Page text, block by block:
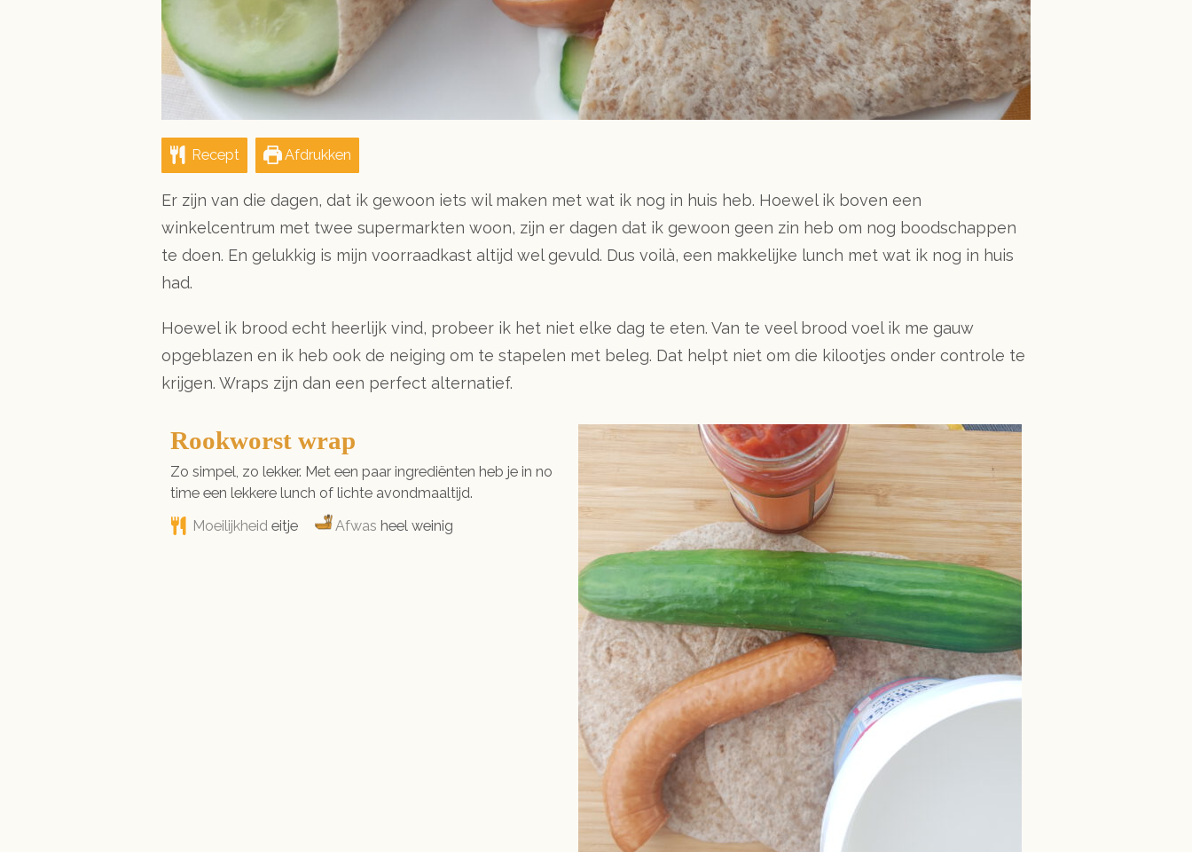
Recept Afdrukken
Er zijn van die dagen, dat ik gewoon iets wil maken met wat ik nog in huis heb. Hoewel ik boven een
winkelcentrum met twee supermarkten woon, zijn er dagen dat ik gewoon geen zin heb om nog boodschappen
te doen. En gelukkig is mijn voorraadkast altijd wel gevuld. Dus voilà, een makkelijke lunch met wat ik nog in huis
had.
Hoewel ik brood echt heerlijk vind, probeer ik het niet elke dag te eten. Van te veel brood voel ik me gauw
opgeblazen en ik heb ook de neiging om te stapelen met beleg. Dat helpt niet om die kilootjes onder controle te
krijgen. Wraps zijn dan een perfect alternatief.
Rookworst wrap
Zo simpel, zo lekker. Met een paar ingrediënten heb je in no
time een lekkere lunch of lichte avondmaaltijd.
Moeilijkheideitje Afwasheel weinig